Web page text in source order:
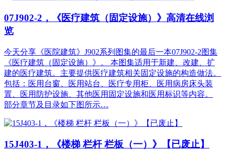
07J902-2，《医疗建筑（固定设施）》高清在线浏
览
今天分享《医院建筑》J902系列图集的最后一本07J902-2图集
《医疗建筑（固定设施）》。 本图集适用于新建、改建、扩
建的医疗建筑。主要提供医疗建筑相关固定设施的构造做法。
包括：医用台窗、医用站台、医疗专用柜、医用病房床头装
置、医用防护设施、其他医用固定设施和医用标识等内容。
部分章节及目录如下图所示…
15J403-1，《楼梯 栏杆 栏板（一）》【已废止】